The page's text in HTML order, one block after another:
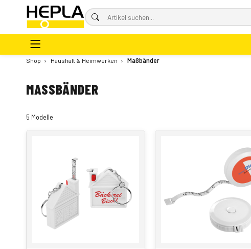
Shop › Haushalt & Heimwerken › Maßbänder
MASSBÄNDER
5 Modelle